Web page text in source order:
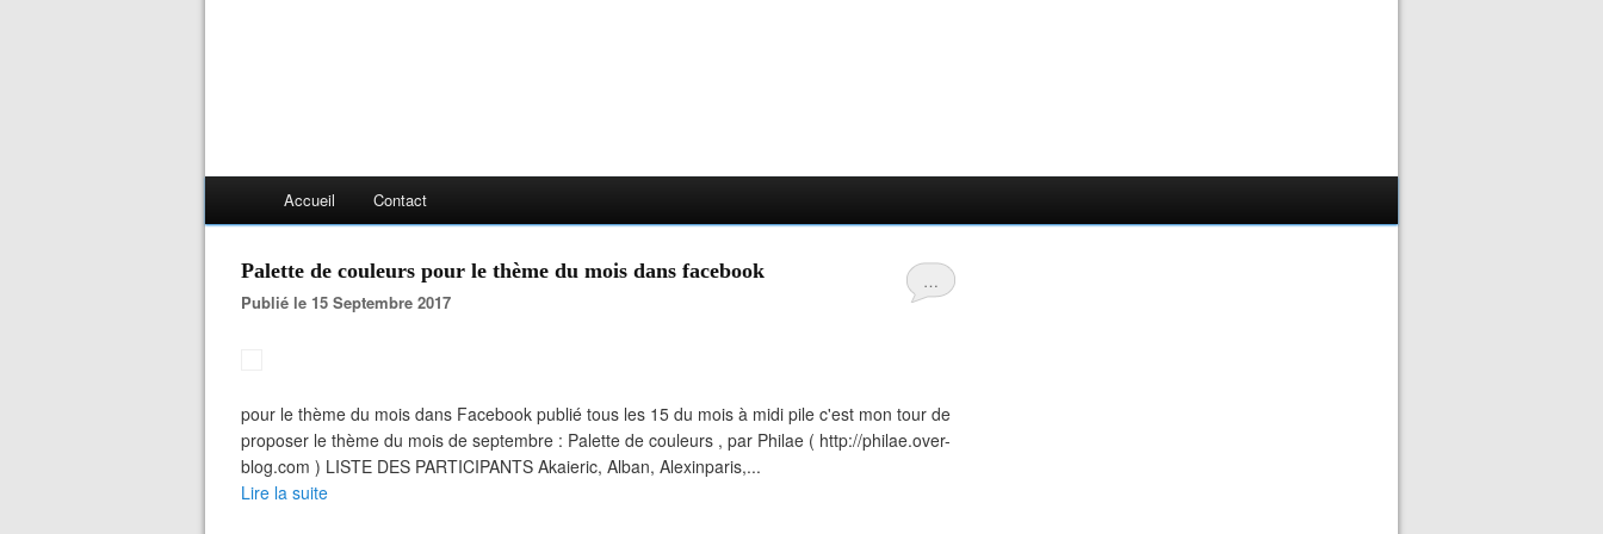
Accueil Contact
…
Palette de couleurs pour le thème du mois dans facebook
Publié le 15 Septembre 2017
pour le thème du mois dans Facebook publié tous les 15 du mois à midi pile c'est mon tour de
proposer le thème du mois de septembre : Palette de couleurs , par Philae ( http://philae.over-
blog.com ) LISTE DES PARTICIPANTS Akaieric, Alban, Alexinparis,...
Lire la suite